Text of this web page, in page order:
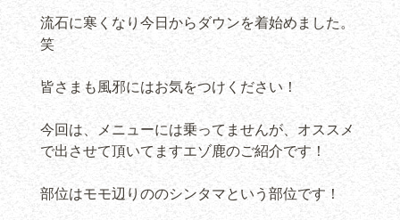
流石に寒くなり今日からダウンを着始めました。
笑
皆さまも風邪にはお気をつけください！
今回は、メニューには乗ってませんが、オススメ
で出させて頂いてますエゾ鹿のご紹介です！
部位はモモ辺りののシンタマという部位です！